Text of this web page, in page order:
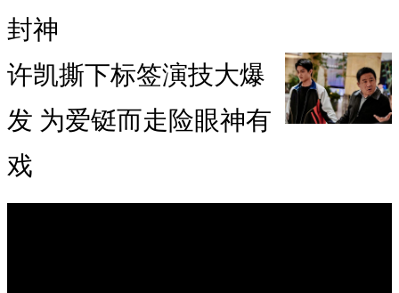
封神
许凯撕下标签演技大爆
发 为爱铤而走险眼神有
戏